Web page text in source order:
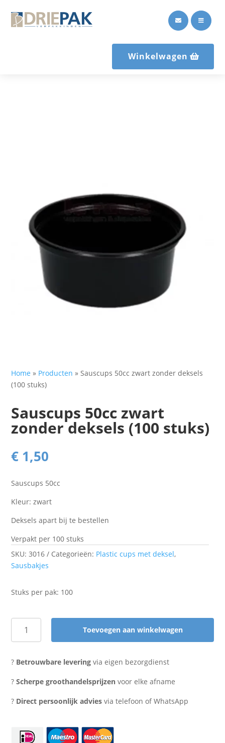
 
Winkelwagen
Home » Producten »Sauscups 50cc zwart zonder deksels
(100 stuks)
Sauscups 50cc zwart
zonder deksels (100 stuks)
€ 1,50
Sauscups 50cc
Kleur: zwart
Deksels apart bij te bestellen
Verpakt per 100 stuks
SKU:3016 Categorieën: Plastic cups met deksel,
Sausbakjes
Stuks per pak: 100
Sauscups
zwart
deksels
stuks)
Toevoegen aan winkelwagen
? Betrouwbare levering via eigen bezorgdienst
?Scherpe groothandelsprijzen voor elke afname
? Direct persoonlijk advies via telefoon of WhatsApp